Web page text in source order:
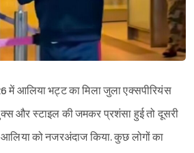
में आलिया भट्ट का मिला जुला एक्सपीरियंस
और स्टाइल की जमकर प्रशंसा हुई तो दूसरी
को नजरअंदाज किया. कुछ लोगों का